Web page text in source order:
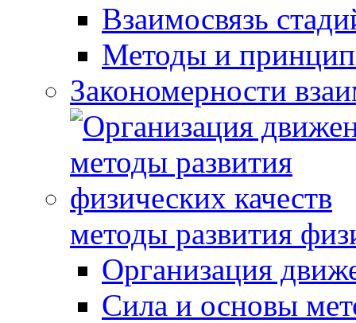
Взаимосвязь
Методы и
Закономерности
методы развития
Организация
Сила и основы